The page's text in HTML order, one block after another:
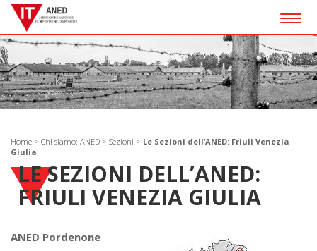
Home > Chi siamo: ANED > Sezioni > Le Sezioni dell’ANED: Friuli Venezia
Giulia
LE SEZIONI DELL’ANED:
FRIULI VENEZIA GIULIA
ANED Pordenone